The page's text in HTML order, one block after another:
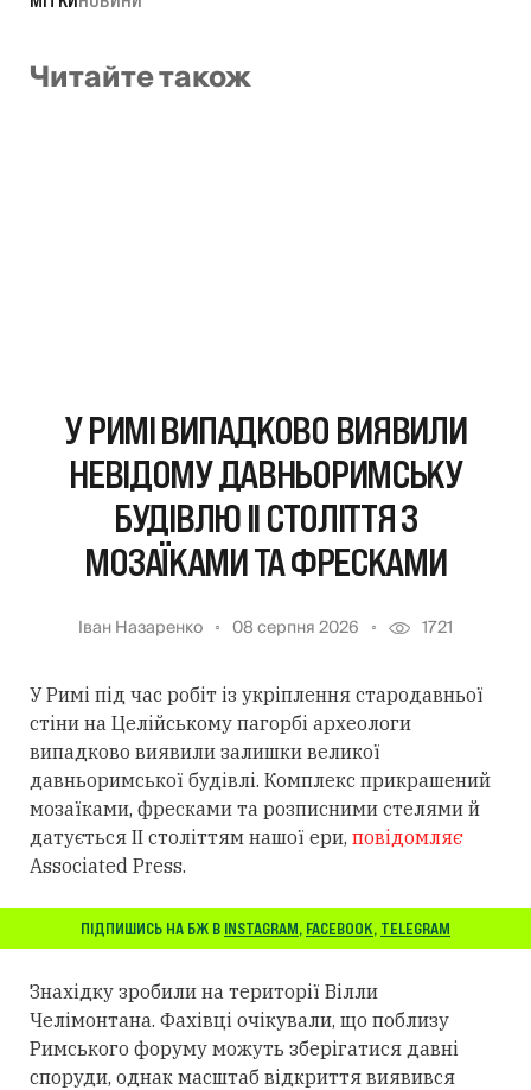
Читайте також
У РИМІ ВИПАДКОВО ВИЯВИЛИ
НЕВІДОМУ ДАВНЬОРИМСЬКУ
БУДІВЛЮ II СТОЛІТТЯ З
МОЗАЇКАМИ ТА ФРЕСКАМИ
Іван Назаренко 08 серпня 2026 1721
У Римі під час робіт із укріплення стародавньої
стіни на Целійському пагорбі археологи
випадково виявили залишки великої
давньоримської будівлі. Комплекс прикрашений
мозаїками, фресками та розписними стелями й
датується II століттям нашої ери, повідомляє
Associated Press.
ПІДПИШИСЬ НА БЖ В INSTAGRAM, FACEBOOK, TELEGRAM
Знахідку зробили на території Вілли
Челімонтана. Фахівці очікували, що поблизу
Римського форуму можуть зберігатися давні
споруди, однак масштаб відкриття виявився